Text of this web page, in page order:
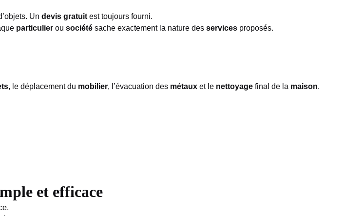
Un devis gratuit est toujours fourni.
particulier ou société sache exactement la nature des services proposés.
, le déplacement du mobilier, l’évacuation des métaux et le nettoyage final de la maison.
et efficace